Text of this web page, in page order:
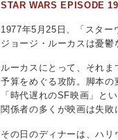
STAR WARS EPISODE
1977年5月25日、「スター
ジョージ・ルーカスは憂鬱
ルーカスにとって、それま
予算をめぐる攻防。脚本の
「時代遅れのSF映画」とい
関係者の多くが映画は失敗
その日のディナーは、ハリ